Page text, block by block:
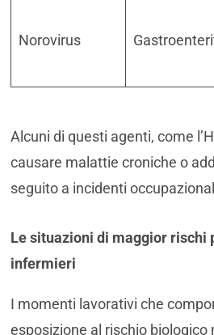
Norovirus
Alcuni di questi agenti, come
causare malattie croniche o
seguito a incidenti
Le situazioni di maggior rischi
infermieri
I momenti lavorativi che
esposizione al rischio biologico